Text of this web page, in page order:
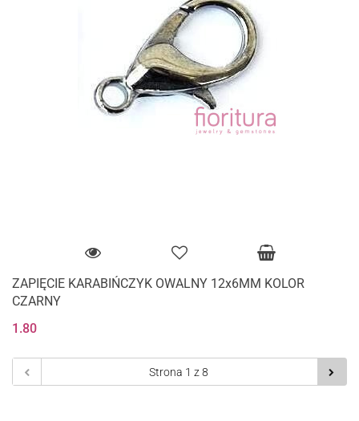
ZAPIĘCIE KARABIŃCZYK OWALNY 12x6MM KOLOR
CZARNY
1.80